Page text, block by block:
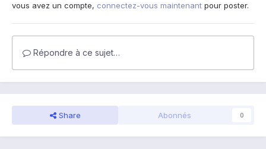
vous avez un compte, connectez-vous maintenant pour poster.
Répondre à ce sujet…
Share Abonnés 0